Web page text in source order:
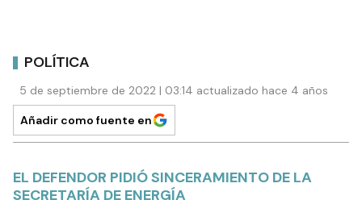
POLÍTICA
5 de septiembre de 2022 | 03:14 actualizado hace 4 años
Añadir como fuente en
EL DEFENDOR PIDIÓ SINCERAMIENTO DE LA
SECRETARÍA DE ENERGÍA